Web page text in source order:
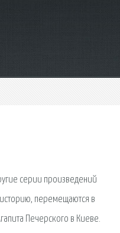
серии произведений
перемещаются в
Печерского в Киеве.